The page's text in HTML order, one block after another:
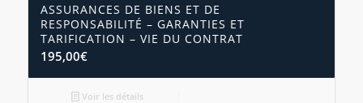
ASSURANCES DE BIENS ET DE
RESPONSABILITÉ – GARANTIES ET
TARIFICATION – VIE DU CONTRAT
195,00€
Voir les détails